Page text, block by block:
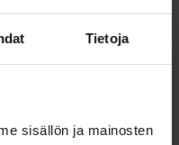
Tietoja
sisällön ja mainosten